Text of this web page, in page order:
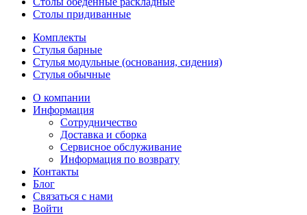
Столы придиванные
Комплекты
Стулья барные
Стулья модульные (основания, сидения)
Стулья обычные
О компании
Информация
Сотрудничество
Доставка и сборка
Сервисное обслуживание
Информация по возврату
Контакты
Блог
Связаться с нами
Войти